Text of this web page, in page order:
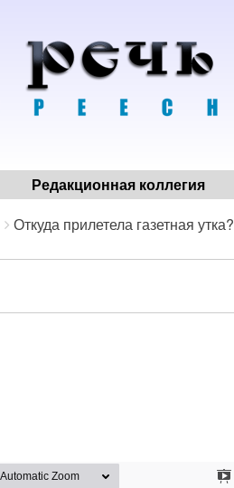
Редакционная коллегия
Откуда прилетела газетная утка?